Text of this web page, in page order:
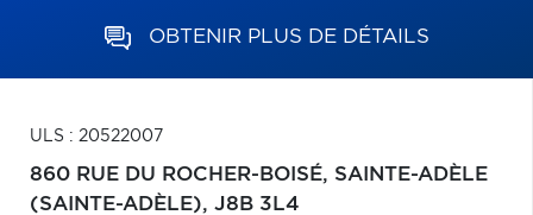
OBTENIR PLUS DE DÉTAILS
ULS : 20522007
860 RUE DU ROCHER-BOISÉ, SAINTE-ADÈLE
(SAINTE-ADÈLE), J8B 3L4